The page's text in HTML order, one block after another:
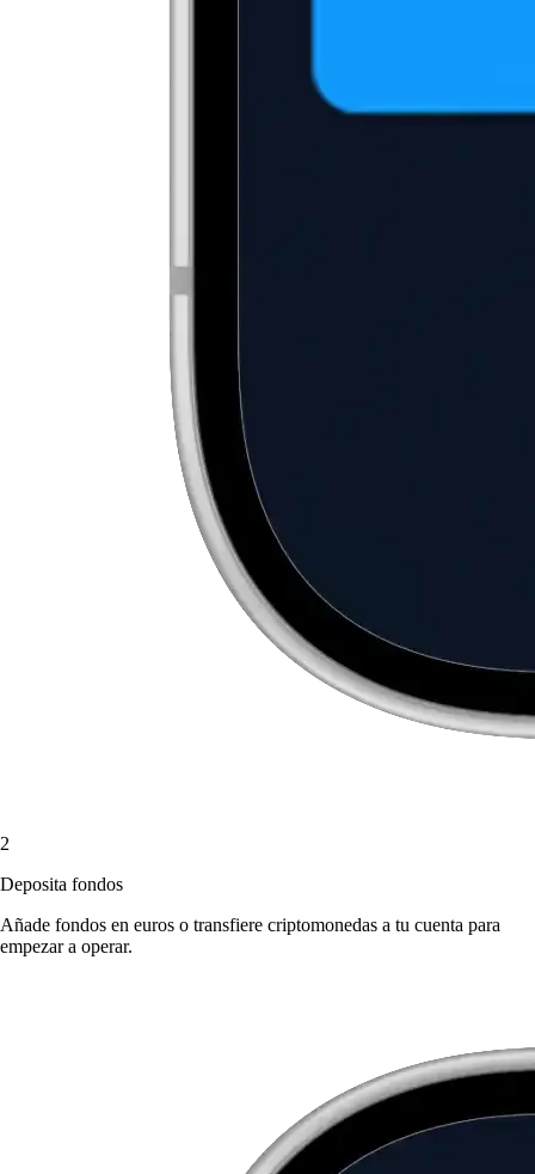
2
Deposita fondos
Añade fondos en euros o transfiere criptomonedas a tu cuenta para
empezar a operar.